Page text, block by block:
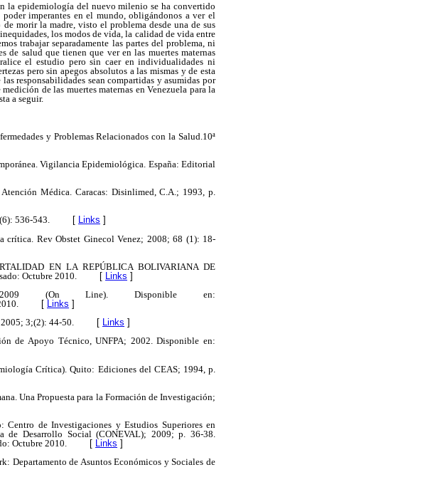
la epidemiología del nuevo milenio se ha convertido
imperantes en el mundo, obligándonos a ver el
morir la madre, visto el problema desde una de sus
los modos de vida, la calidad de vida entre
trabajar separadamente las partes del problema, ni
de salud que tienen que ver en las muertes maternas
el estudio pero sin caer en individualidades ni
pero sin apegos absolutos a las mismas y de esta
responsabilidades sean compartidas y asumidas por
de las muertes maternas en Venezuela para la
a seguir.
y Problemas Relacionados con la Salud.10ª
Vigilancia Epidemiológica. España: Editorial
Médica. Caracas: Disinlimed, C.A.; 1993, p.
536-543. [ Links ]
crítica. Rev Obstet Ginecol Venez; 2008; 68 (1): 18-
EN LA REPÚBLICA BOLIVARIANA DE
Octubre 2010. [ Links ]
2009 (On Line). Disponible en:
[ Links ]
3;(2): 44-50. [ Links ]
de Apoyo Técnico, UNFPA; 2002. Disponible en:
Crítica). Quito: Ediciones del CEAS; 1994, p.
Una Propuesta para la Formación de Investigación;
de Investigaciones y Estudios Superiores en
Desarrollo Social (CONEVAL); 2009; p. 36-38.
Octubre 2010. [ Links ]
Departamento de Asuntos Económicos y Sociales de